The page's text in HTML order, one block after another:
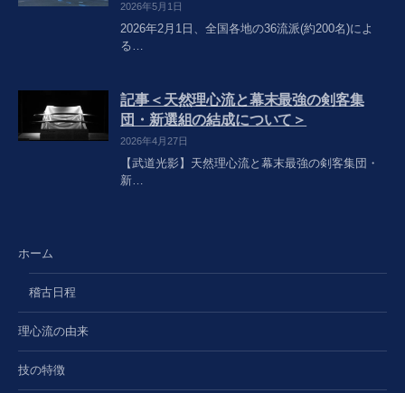
2026年5月1日
2026年2月1日、全国各地の36流派(約200名)によ
る…
記事＜天然理心流と幕末最強の剣客集
団・新選組の結成について＞
2026年4月27日
【武道光影】天然理心流と幕末最強の剣客集団・
新…
ホーム
稽古日程
理心流の由来
技の特徴